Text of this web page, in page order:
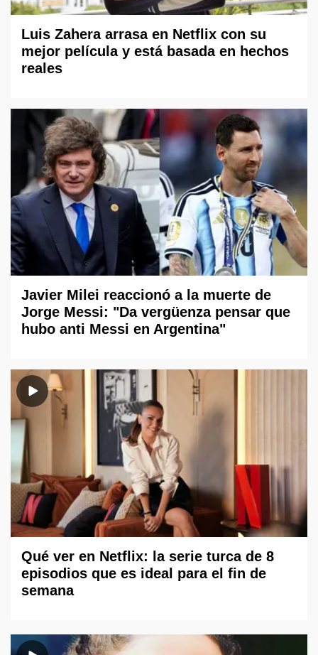
Luis Zahera arrasa en Netflix con su
mejor película y está basada en hechos
reales
Javier Milei reaccionó a la muerte de
Jorge Messi: "Da vergüenza pensar que
hubo anti Messi en Argentina"
Qué ver en Netflix: la serie turca de 8
episodios que es ideal para el fin de
semana